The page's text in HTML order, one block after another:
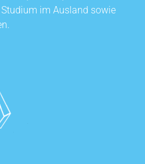
im Ausland sowie